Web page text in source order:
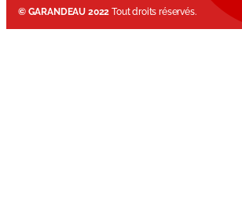
© GARANDEAU 2022 Tout droits réservés.